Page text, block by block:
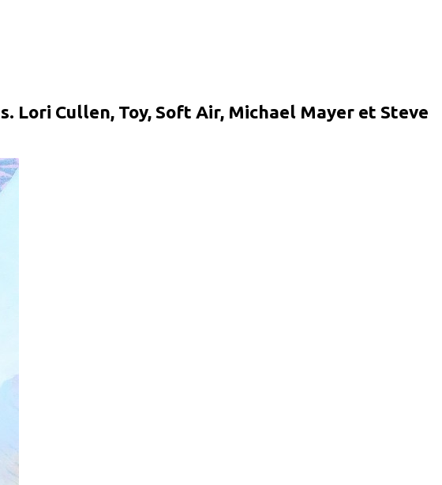
Lori Cullen, Toy, Soft Air, Michael Mayer et Steve